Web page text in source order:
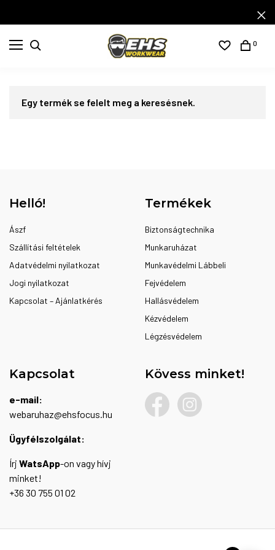
0
Egy termék se felelt meg a keresésnek.
Helló!
Ászf
Szállítási feltételek
Adatvédelmi nyilatkozat
Jogi nyilatkozat
Kapcsolat – Ajánlatkérés
Termékek
Biztonságtechnika
Munkaruházat
Munkavédelmi Lábbeli
Fejvédelem
Hallásvédelem
Kézvédelem
Légzésvédelem
Kapcsolat
e-mail:
webaruhaz@ehsfocus.hu
Ügyfélszolgálat:
Írj WatsApp-on vagy hívj
minket!
+36 30 755 01 02
Kövess minket!